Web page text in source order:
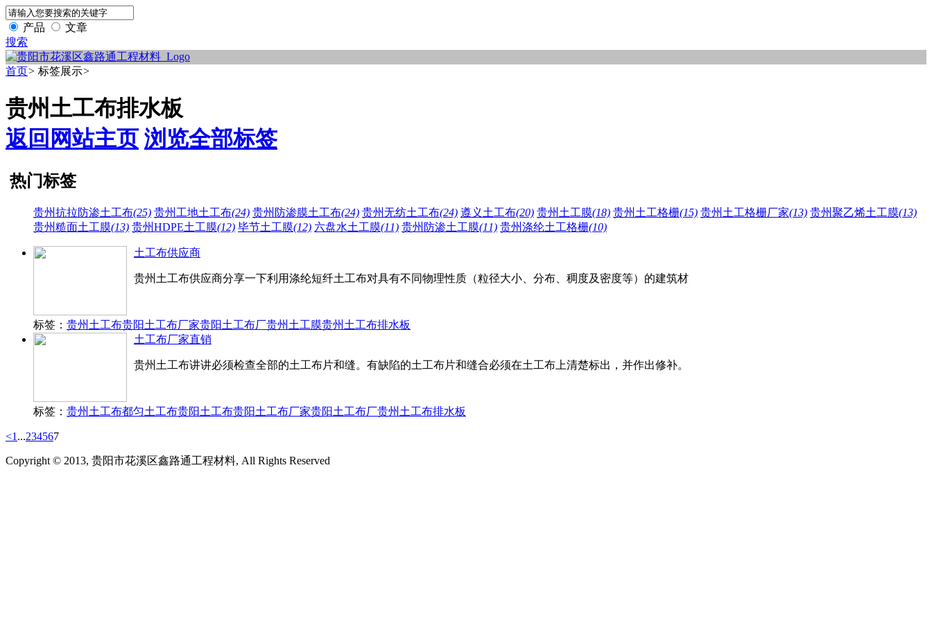
产品
文章
搜索
首页> 标签展示>
贵州土工布排水板
返回网站主页 浏览全部标签
热门标签
贵州抗拉防渗土工布(25) 贵州工地土工布(24) 贵州防渗膜土工布(24) 贵州无纺土工布(24) 遵义土工布(20) 贵州土工膜(18) 贵州土工格栅(15) 贵州土工格栅厂家(13) 贵州聚乙烯土工膜(13)
贵州糙面土工膜(13) 贵州HDPE土工膜(12) 毕节土工膜(12) 六盘水土工膜(11) 贵州防渗土工膜(11) 贵州涤纶土工格栅(10)
土工布供应商
贵州土工布供应商分享一下​利用涤纶短纤土工布对具有不同物理性质（粒径大小、分布、稠度及密度等）的建筑材
标签： 贵州土工布贵阳土工布厂家贵阳土工布厂贵州土工膜贵州土工布排水板
土工布厂家直销
贵州土工布讲讲​必须检查全部的土工布片和缝。有缺陷的土工布片和缝合必须在土工布上清楚标出，并作出修补。
标签： 贵州土工布都匀土工布贵阳土工布贵阳土工布厂家贵阳土工布厂贵州土工布排水板
<1 ...234567
Copyright © 2013, 贵阳市花溪区鑫路通工程材料, All Rights Reserved